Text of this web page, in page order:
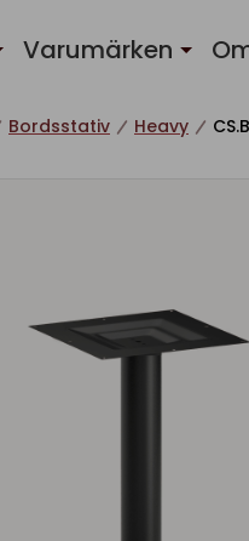
Varumärken
Bordsstativ Heavy